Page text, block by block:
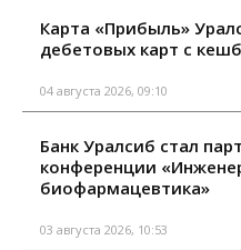
Карта «Прибыль»
дебетовых карт с
04 августа 2026, 09:10
Банк Уралсиб стал
конференции
биофармацевтика»
03 августа 2026, 10:53